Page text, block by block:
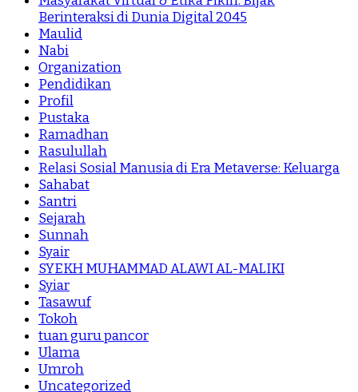
Berinteraksi di Dunia Digital 2045
Maulid
Nabi
Organization
Pendidikan
Profil
Pustaka
Ramadhan
Rasulullah
Relasi Sosial Manusia di Era Metaverse: Keluarga
Sahabat
Santri
Sejarah
Sunnah
Syair
SYEKH MUHAMMAD ALAWI AL-MALIKI
Syiar
Tasawuf
Tokoh
tuan guru pancor
Ulama
Umroh
Uncategorized